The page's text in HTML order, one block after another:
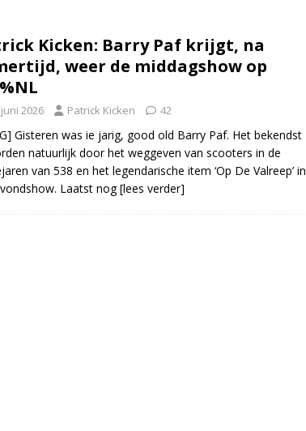
Kicken: Barry Paf krijgt, na
weer de middagshow op
juni 2026 Patrick Kicken 42
Gisteren was ie jarig, good old Barry Paf. Het bekendst
natuurlijk door het weggeven van scooters in de
van 538 en het legendarische item ‘Op De Valreep’ in
Laatst nog[lees verder]